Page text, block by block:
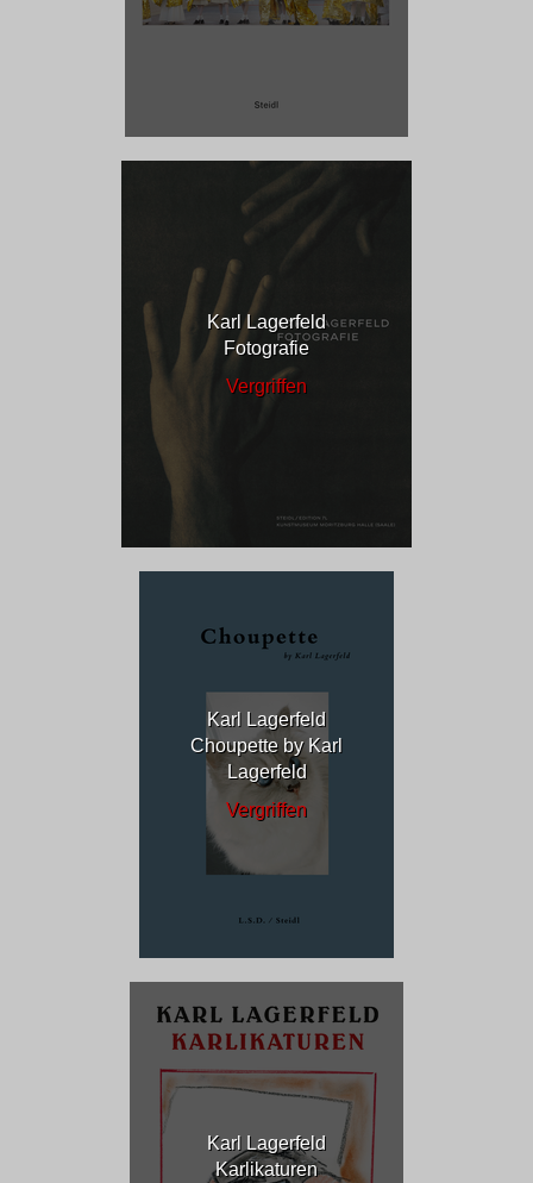
Karl Lagerfeld
Fotografie
Vergriffen
Karl Lagerfeld
Choupette by Karl
Lagerfeld
Vergriffen
Karl Lagerfeld
Karlikaturen